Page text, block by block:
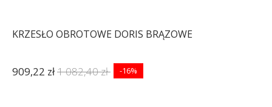
KRZESŁO OBROTOWE DORIS BRĄZOWE
909,22 zł1 082,40 zł -16%